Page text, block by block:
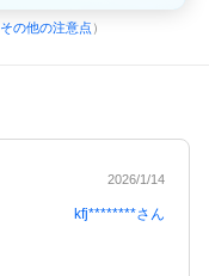
その他の注意点 ）
2026/1/14
kfj********さん